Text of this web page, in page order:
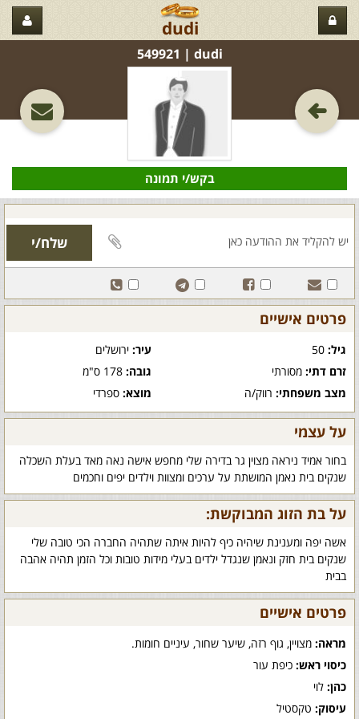
dudi
dudi‏ | 549921
בקש/י תמונה
פרטים אישיים
גיל: עיר:ירושלים
זרם דתי: מסורתי גובה:178 ס"מ
מצב משפחתי: רווק/ה מוצא:ספרדי
על עצמי
בחור אמיד ניראה מצוין גר בדירה שלי מחפש אישה נאה מאד בעלת השכלה
שנקים בית נאמן המושתת על ערכים ומצוות וילדים יפים וחכמים
על בת הזוג המבוקשת:
אשה יפה ומענינת שיהיה כיף להיות איתה שתהיה החברה הכי טובה שלי
שנקים בית חזק ונאמן שנגדל ילדים בעלי מידות טובות וכל הזמן תהיה אהבה
בבית
פרטים אישיים
מראה: מצויין, גוף רזה, שיער שחור, עיניים חומות.
כיסוי ראש: כיפת עור
כהן: לוי
עיסוק: טקסטיל